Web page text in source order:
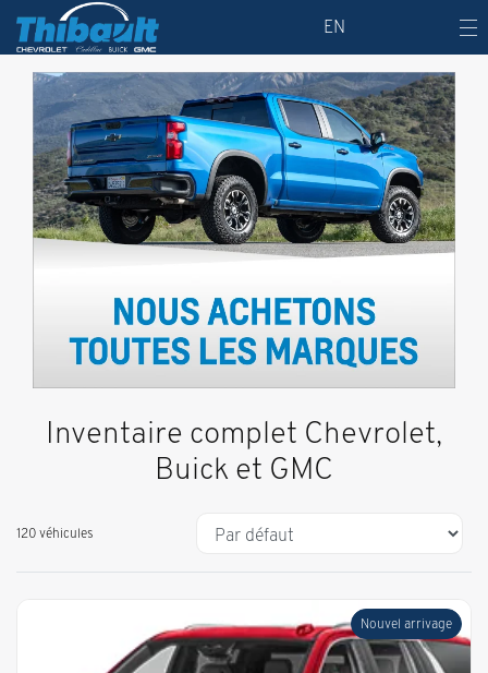
EN
Inventaire complet Chevrolet,
Buick et GMC
120 véhicules
Nouvel arrivage